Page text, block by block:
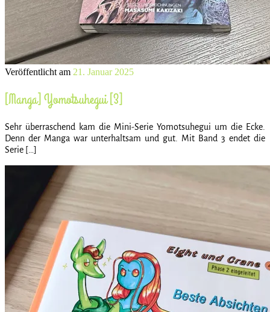
Veröffentlicht am 21. Januar 2025
[Manga] Yomotsuhegui [3]
Sehr überraschend kam die Mini-Serie Yomotsuhegui um die Ecke.
Denn der Manga war unterhaltsam und gut. Mit Band 3 endet die
Serie […]